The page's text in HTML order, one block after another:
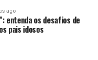
ago
entenda os desafios de
pais idosos